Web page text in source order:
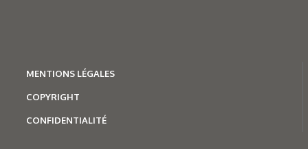
Mécatronique
MENTIONS LÉGALES
COPYRIGHT
CONFIDENTIALITÉ